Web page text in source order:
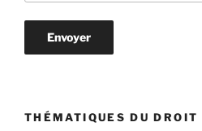
THÉMATIQUES DU